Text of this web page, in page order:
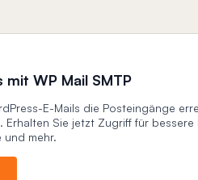
mit WP Mail SMTP
E-Mails die Posteingänge
Erhalten Sie jetzt Zugriff für bessere
mehr.